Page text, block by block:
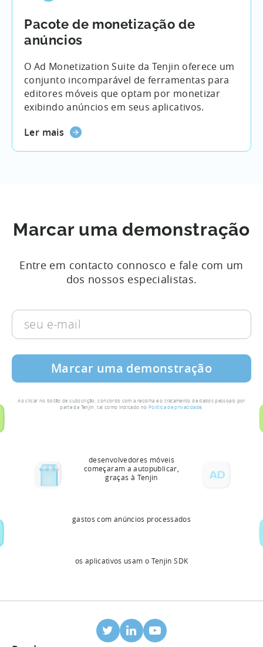
Pacote de monetização de
anúncios
O Ad Monetization Suite da Tenjin oferece um
conjunto incomparável de ferramentas para
editores móveis que optam por monetizar
exibindo anúncios em seus aplicativos.
Ler mais
Marcar uma demonstração
Entre em contacto connosco e fale com um
dos nossos especialistas.
seu
mail
Ao clicar no botão de subscrição, concordo com a recolha e o tratamento de dados pessoais por
parte da Tenjin, tal como indicado noPolítica de privacidade
desenvolvedores móveis
começaram a autopublicar,
graças à Tenjin
gastos com anúncios processados
os aplicativos usam o Tenjin SDK